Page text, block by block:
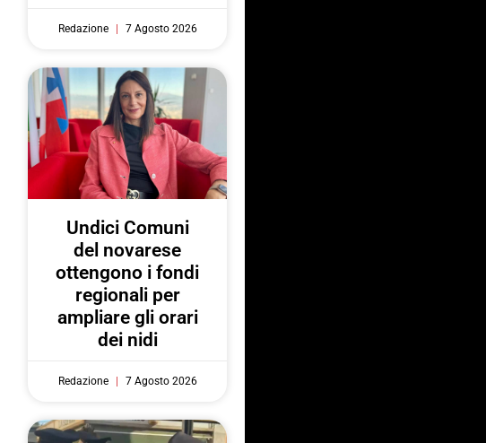
Redazione 7 Agosto 2026
Undici Comuni
del novarese
ottengono i fondi
regionali per
ampliare gli orari
dei nidi
Redazione 7 Agosto 2026